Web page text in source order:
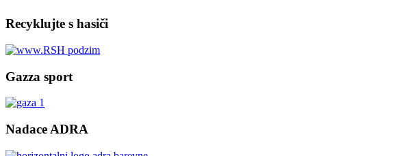
Recyklujte s hasiči
Gazza sport
Nadace ADRA